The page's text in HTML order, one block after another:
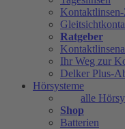
Ratgeber
Ihr Weg zur
Delker Plus-
Hörsysteme
alle
Shop
Batterien